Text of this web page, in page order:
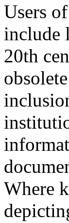
Users
include
20th
Where